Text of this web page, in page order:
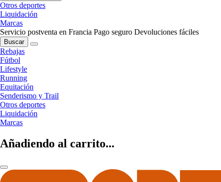
Otros deportes
Liquidación
Marcas
Servicio postventa en Francia Pago seguro Devoluciones fáciles
Buscar
Rebajas
Fútbol
Lifestyle
Running
Equitación
Senderismo y Trail
Otros deportes
Liquidación
Marcas
Añadiendo al carrito...